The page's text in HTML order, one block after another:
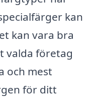
kan
kan vara bra
valda företag
och mest
för ditt